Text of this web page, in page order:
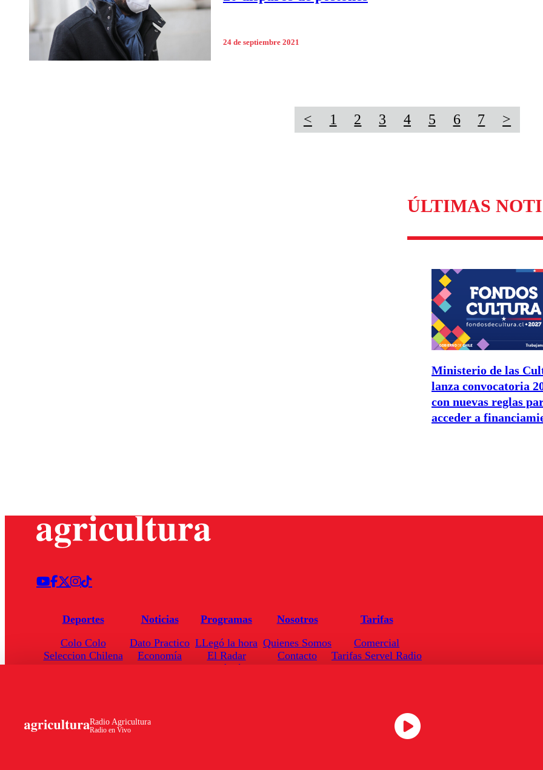
24 de septiembre 2021
< 1 2 3 4 5 6 7 >
ÚLTIMAS
Ministerio de las
lanza convocatoria
con nuevas reglas
acceder a
Radio Agricultura
Radio en Vivo
Deportes
Colo Colo
Seleccion Chilena
Noticias
Dato Practico
Economía
Programas
LLegó la hora
El Radar
Enfoqué Público
Nosotros
Quienes Somos
Contacto
Tarifas
Comercial
Tarifas Servel Radio